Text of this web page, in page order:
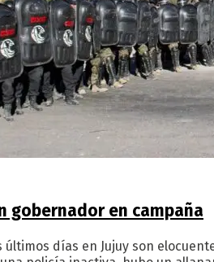
gobernador en campaña
últimos días en Jujuy son